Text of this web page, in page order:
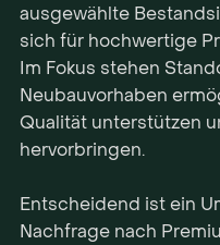
ausgewählte
sich für hochwertige
Im Fokus stehen
Neubauvorhaben
Qualität unterstützen
hervorbringen.
Entscheidend ist ein
Nachfrage nach